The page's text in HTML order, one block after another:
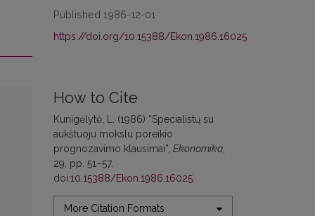
Published 1986-12-01
https://doi.org/10.15388/Ekon.1986.16025
How to Cite
Kunigėlytė, L. (1986) “Specialistų su
aukštuoju mokslu poreikio
prognozavimo klausimai”, Ekonomika
29, pp. 51–57.
doi:10.15388/Ekon.1986.16025
More Citation Formats